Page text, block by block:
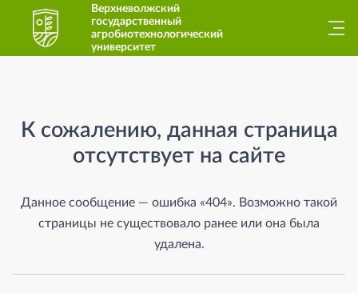
Верхневолжский
государственный
агробиотехнологический
университет
К сожалению, данная страница
отсутствует на сайте
Данное сообщение — ошибка «404». Возможно такой
страницы не существовало ранее или она была
удалена.